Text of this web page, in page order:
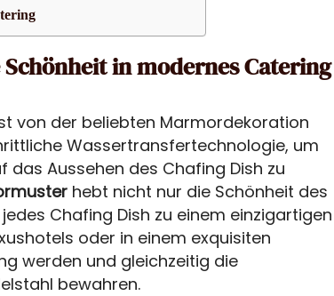
in modernes Catering
von der beliebten Marmordekoration
Wassertransfertechnologie, um
Aussehen des Chafing Dish zu
hebt nicht nur die Schönheit des
Chafing Dish zu einem einzigartigen
oder in einem exquisiten
werden und gleichzeitig die
bewahren.